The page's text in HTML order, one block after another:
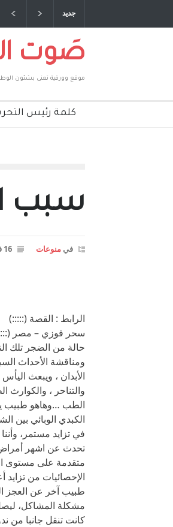
جديد
طاحنة كتب وترافع فيها بنفسه مرة اخرى.. الشيخ
صاغرون،
صَوت
موقع وورقية تعنى بشئون الوطن
كلمة رئيس
سبب
في منوعات 16 فبراير، 2013
الرابط : القصة (:::::)
سحر فوزي – مصر
حالة من الضجر تلك
ومناقشة الأحداث
الأبدان ، ويبعث
والتناحر ،
الطب …وهاهو طبيب
الكبدي الوبائي بين
في تزايد مستمر،
تحدث عن اشهر أمراض
متقدمة على مستوى
الإحصائيات من
طبيب آخر عن العجز
مشكلة المشاكل،
كانت تنقل جانبا من